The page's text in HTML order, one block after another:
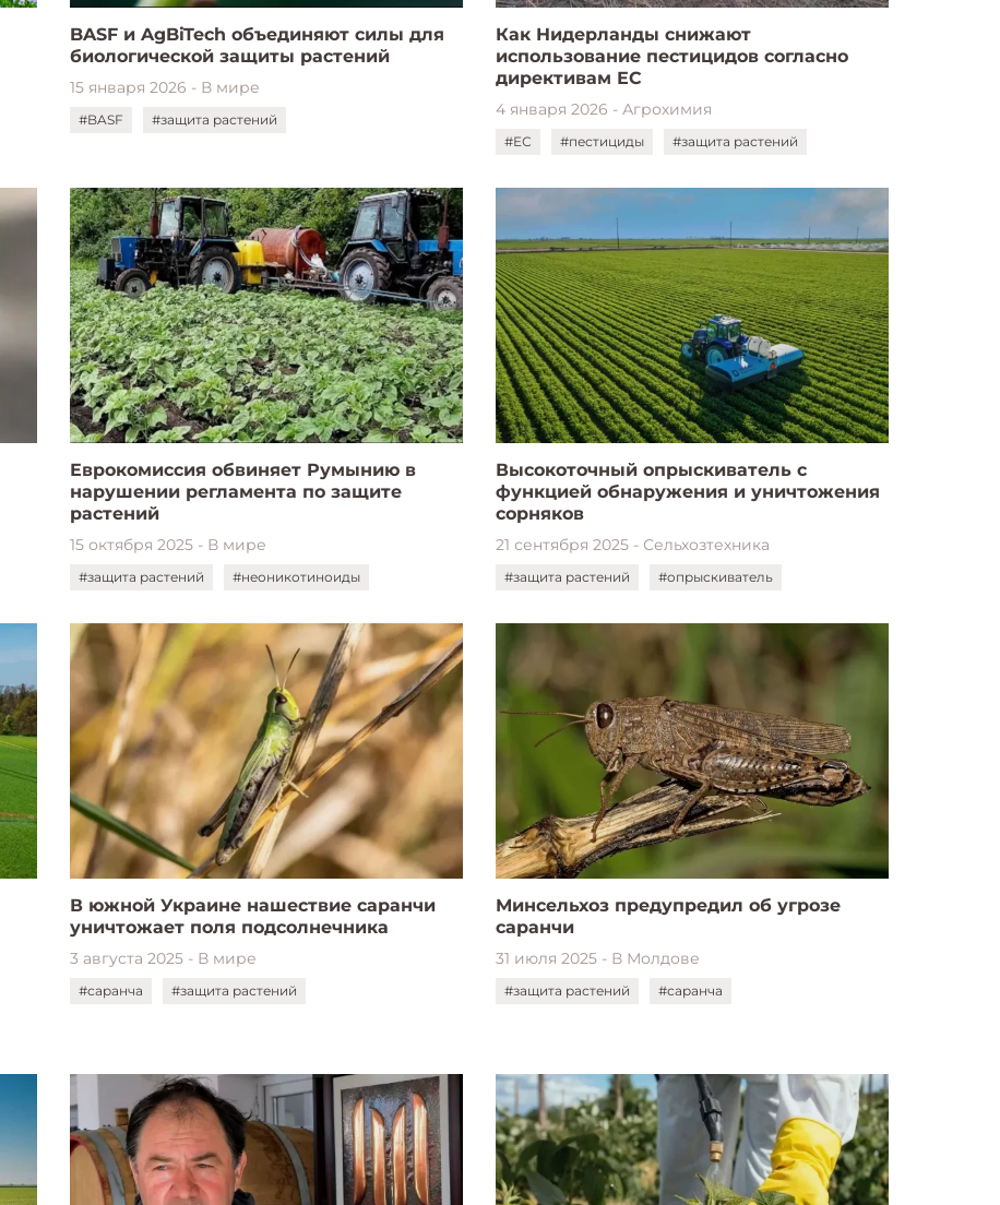
BASF и AgBiTech объединяют силы для
биологической защиты растений
15 января 2026 - В мире
#BASF #защита растений
Как Нидерланды снижают
использование пестицидов согласно
директивам ЕС
4 января 2026 - Агрохимия
#ЕС #пестициды #защита растений
Еврокомиссия обвиняет Румынию в
нарушении регламента по защите
растений
15 октября 2025 - В мире
#защита растений #неоникотиноиды
Высокоточный опрыскиватель с
функцией обнаружения и уничтожения
сорняков
21 сентября 2025 - Сельхозтехника
#защита растений #опрыскиватель
В южной Украине нашествие саранчи
уничтожает поля подсолнечника
3 августа 2025 - В мире
#саранча #защита растений
Минсельхоз предупредил об угрозе
саранчи
31 июля 2025 - В Молдове
#защита растений #саранча